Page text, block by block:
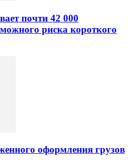
почти 42 000
риска короткого
оформления грузов